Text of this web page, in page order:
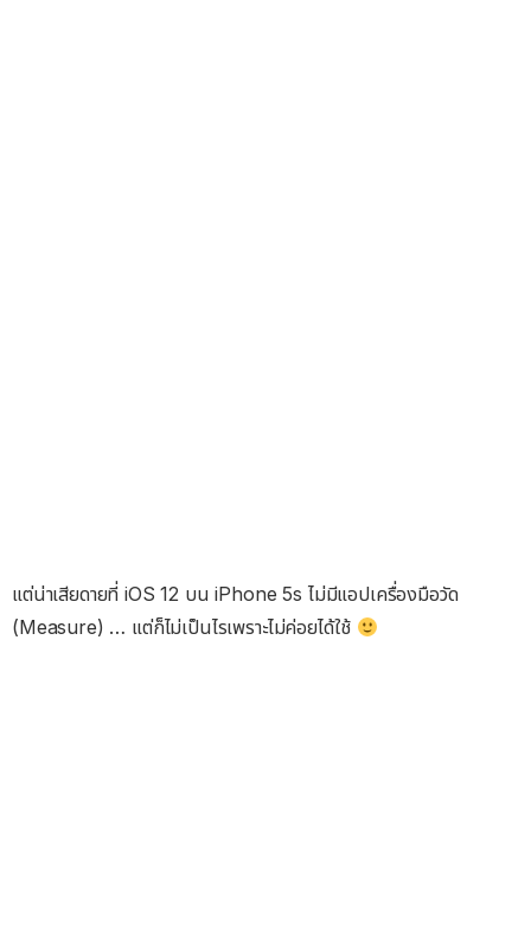
แต่น่าเสียดายที่ iOS 12 บน iPhone 5s ไม่มีแอปเครื่องมือวัด
(Measure) … แต่ก็ไม่เป็นไรเพราะไม่ค่อยได้ใช้